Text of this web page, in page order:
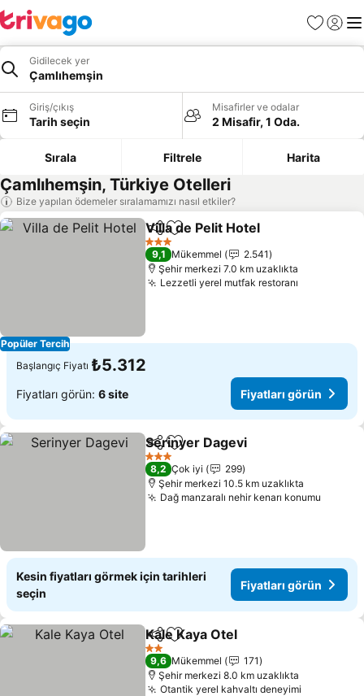
Favoriler
Giriş
Gidilecek yer
Çamlıhemşin
Giriş/çıkış
Tarih seçin
Misafirler ve odalar
2 Misafir, 1 Oda.
Sırala Filtrele Harita
Çamlıhemşin, Türkiye Otelleri
Bize yapılan ödemeler sıralamamızı nasıl etkiler?
Popüler Tercih
PaylaşFavorilerime ekle
Villa de Pelit Hotel
3 Yıldız
9,1 Mükemmel
2.541
Şehir merkezi 7.0 km uzaklıkta
Lezzetli yerel mutfak restoranı
Başlangıç Fiyatı ₺5.312
Fiyatları görün: 6 site Fiyatları görün
PaylaşFavorilerime ekle
Serinyer Dagevi
3 Yıldız
8,2 Çok iyi
299
Şehir merkezi 10.5 km uzaklıkta
Dağ manzaralı nehir kenarı konumu
Kesin fiyatları görmek için tarihleri
seçin
Fiyatları görün
PaylaşFavorilerime ekle
Kale Kaya Otel
2 Yıldız
9,6 Mükemmel
171
Şehir merkezi 8.0 km uzaklıkta
Otantik yerel kahvaltı deneyimi